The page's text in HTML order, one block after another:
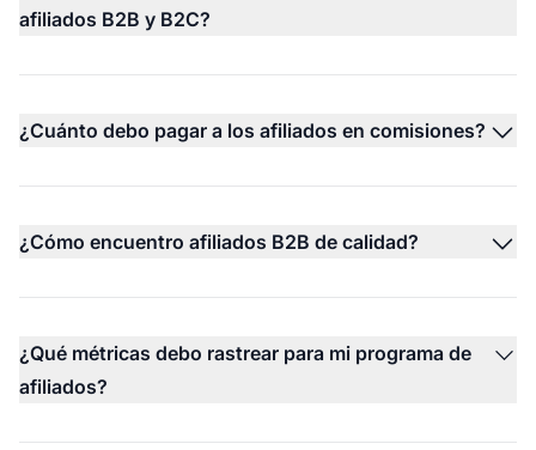
afiliados B2B y B2C?
¿Cuánto debo pagar a los afiliados en comisiones?
¿Cómo encuentro afiliados B2B de calidad?
¿Qué métricas debo rastrear para mi programa de
afiliados?